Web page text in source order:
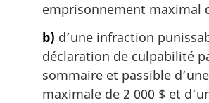
emprisonnement maximal
b) d’une infraction
déclaration de culpabilité
sommaire et passible
maximale de 2 000 $ et